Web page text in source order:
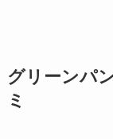
グリーンパ
ミ